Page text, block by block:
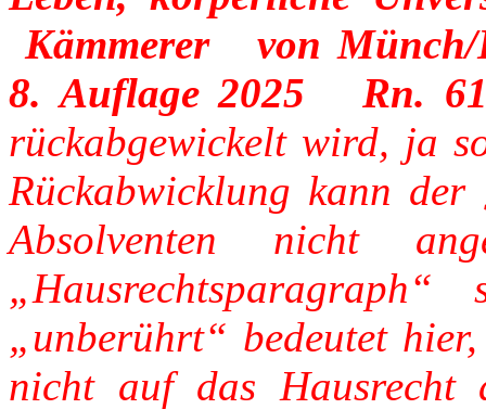
Kämmerer von Münch/
8. Auflage 2025 Rn.
rückabgewickelt wird, ja
Rückabwicklung kann
Absolventen nicht
„unberührt“ bedeutet
nicht auf das Hausrecht